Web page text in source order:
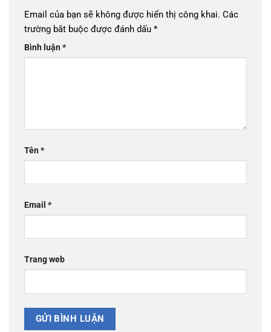
Email của bạn sẽ không được hiển thị công khai. Các
trường bắt buộc được đánh dấu *
Bình luận*
Tên*
Email *
Trang web